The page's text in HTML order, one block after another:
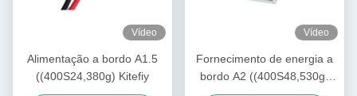
Vídeo
Alimentação a bordo A1.5
((400S24,380g) Kitefiy
Vídeo
Fornecimento de energia a
bordo A2 ((400S48,530g)